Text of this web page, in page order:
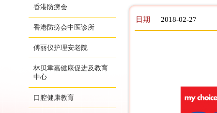
香港防痨会
香港防痨会中医诊所
傅丽仪护理安老院
林贝聿嘉健康促进及教育
中心
口腔健康教育
日期 2018-02-27